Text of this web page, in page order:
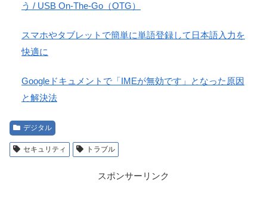
う / USB On-The-Go（OTG）
スマホやタブレットで簡単に単語登録して日本語入力を
快適に
Googleドキュメントで「IMEが無効です」となった原因
と解決法
デジタル
セキュリティ トラブル
スポンサーリンク